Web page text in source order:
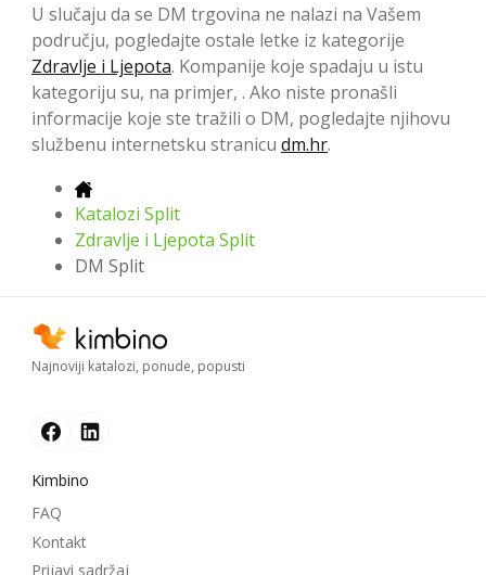
U slučaju da se DM trgovina ne nalazi na Vašem
području, pogledajte ostale letke iz kategorije
Zdravlje i Ljepota. Kompanije koje spadaju u istu
kategoriju su, na primjer, . Ako niste pronašli
informacije koje ste tražili o DM, pogledajte njihovu
službenu internetsku stranicu dm.hr.
Katalozi Split
Zdravlje i Ljepota Split
DM Split
Najnoviji katalozi, ponude, popusti
Kimbino
FAQ
Kontakt
Prijavi sadržaj